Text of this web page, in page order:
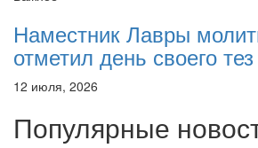
Наместник Лавры
отметил день своего
12 июля, 2026
Популярные